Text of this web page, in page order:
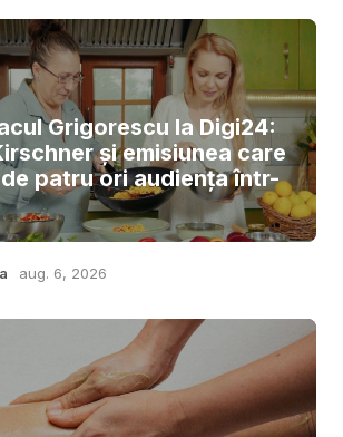
Grigorescu la Digi24:
și emisiunea care
patru ori audiența într-
aug. 6, 2026